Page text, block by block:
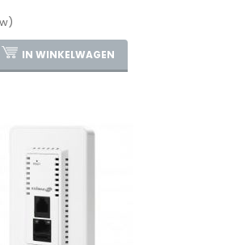
IN WINKELWAGEN